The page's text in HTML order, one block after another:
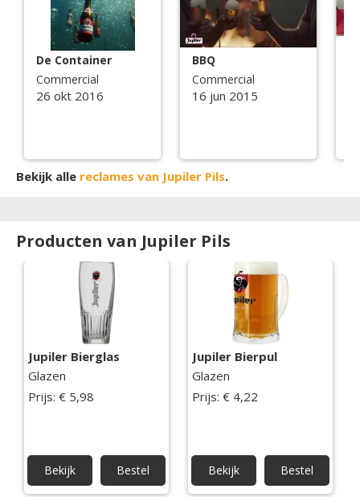
De Container
Commercial
26 okt 2016
BBQ
Commercial
16 jun 2015
Bekijk alle reclames van Jupiler Pils.
Producten van Jupiler Pils
Jupiler Bierglas
Glazen
Prijs: € 5,98
Bekijk Bestel
Jupiler Bierpul
Glazen
Prijs: € 4,22
Bekijk Bestel